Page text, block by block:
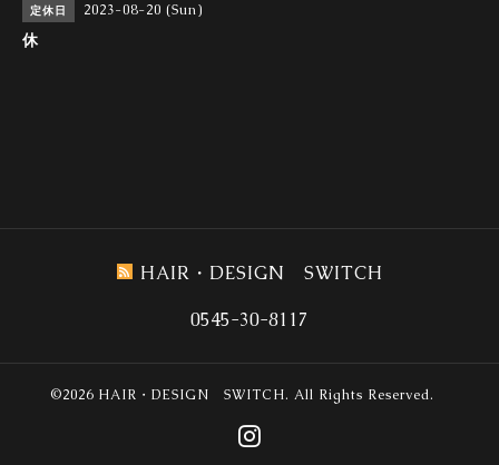
定休日 2023-08-20 (Sun)
休
HAIR・DESIGN SWITCH
0545-30-8117
©2026 HAIR・DESIGN SWITCH. All Rights Reserved.